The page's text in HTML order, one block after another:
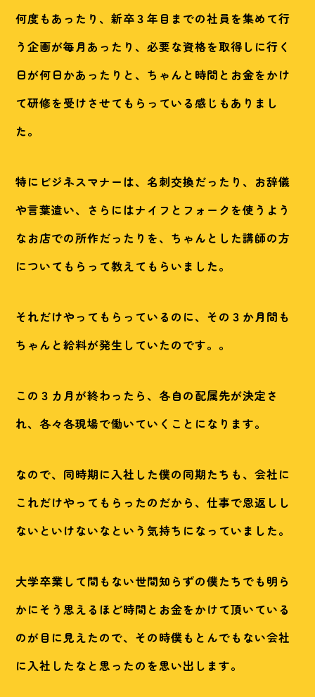
何度もあったり、新卒３年目までの社員を集めて行
う企画が毎月あったり、必要な資格を取得しに行く
日が何日かあったりと、ちゃんと時間とお金をかけ
て研修を受けさせてもらっている感じもありまし
た。
特にビジネスマナーは、名刺交換だったり、お辞儀
や言葉遣い、さらにはナイフとフォークを使うよう
なお店での所作だったりを、ちゃんとした講師の方
についてもらって教えてもらいました。
それだけやってもらっているのに、その３か月間も
ちゃんと給料が発生していたのです。。
この３カ月が終わったら、各自の配属先が決定さ
れ、各々各現場で働いていくことになります。
なので、同時期に入社した僕の同期たちも、会社に
これだけやってもらったのだから、仕事で恩返しし
ないといけないなという気持ちになっていました。
大学卒業して間もない世間知らずの僕たちでも明ら
かにそう思えるほど時間とお金をかけて頂いている
のが目に見えたので、その時僕もとんでもない会社
に入社したなと思ったのを思い出します。